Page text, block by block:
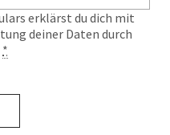
erklärst du dich mit
deiner Daten durch
*